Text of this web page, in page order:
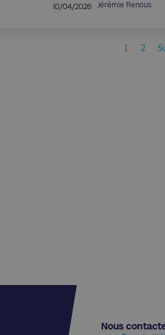
10/04/2026 Jérémie Renous
1 2
Nous